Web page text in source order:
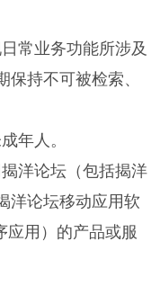
常业务功能所涉及
持不可被检索、
年人。
洋论坛（包括揭洋
洋论坛移动应用软
应用）的产品或服